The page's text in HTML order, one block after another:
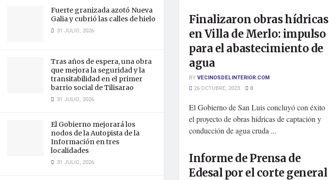
Fuerte granizada azotó Nueva
Galia y cubrió las calles de hielo
31 JULIO, 2026
Tras años de espera, una obra
que mejora la seguridad y la
transitabilidad en el primer
barrio social de Tilisarao
31 JULIO, 2026
El Gobierno mejorará los
nodos de la Autopista de la
Información en tres
localidades
31 JULIO, 2026
Finalizaron obras hídricas
en Villa de Merlo: impulso
para el abastecimiento de
agua
BYVECINOSDELINTERIOR.COM
26 OCTUBRE, 2023
0
El Gobierno de San Luis concluyó con éxito
el proyecto de obras hídricas de captación y
conducción de agua cruda ...
Informe de Prensa de
Edesal por el corte general